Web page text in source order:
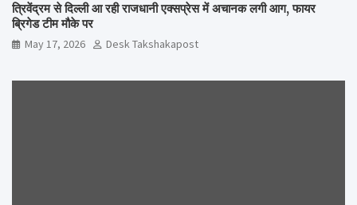
त्रिवेंद्रम से दिल्ली आ रही राजधानी एक्सप्रेस में अचानक लगी आग, फायर
ब्रिगेड टीम मौके पर
May 17, 2026 Desk Takshakapost